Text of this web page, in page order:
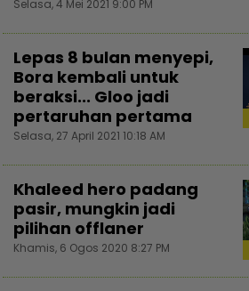
Selasa, 4 Mei 2021 9:00 PM
Lepas 8 bulan menyepi,
Bora kembali untuk
beraksi... Gloo jadi
pertaruhan pertama
Selasa, 27 April 2021 10:18 AM
Khaleed hero padang
pasir, mungkin jadi
pilihan offlaner
Khamis, 6 Ogos 2020 8:27 PM